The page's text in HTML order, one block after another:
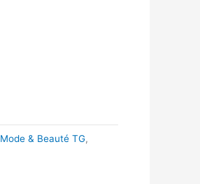
Mode & Beauté TG,